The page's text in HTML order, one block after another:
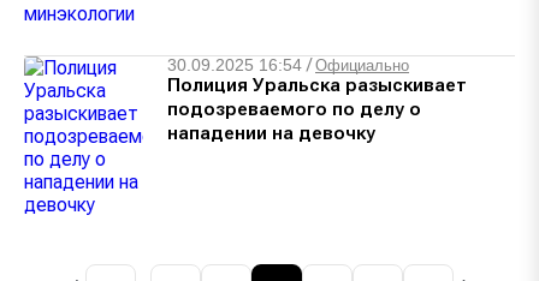
30.09.2025 16:54 /Официально
Полиция Уральска разыскивает
подозреваемого по делу о
нападении на девочку